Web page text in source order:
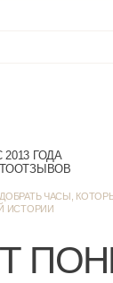
ГОДА
ЧАСЫ,
ИСТОРИИ